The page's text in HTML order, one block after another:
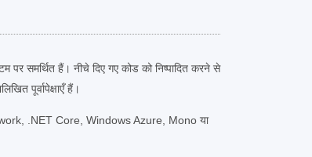
पर समर्थित हैं। नीचे दिए गए कोड को निष्पादित करने से
पूर्वापेक्षाएँ हैं।
.NET Core, Windows Azure, Mono या